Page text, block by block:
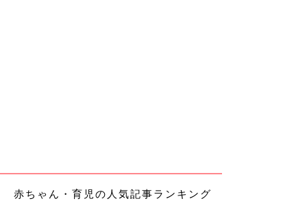
赤ちゃん・育児の人気記事ランキング